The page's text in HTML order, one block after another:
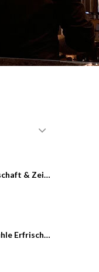
Lachen, Leidenschaft & Zeit: Joël von Mutzenbecher im Brotcast #7
Heisse Tage, kühle Erfrischung